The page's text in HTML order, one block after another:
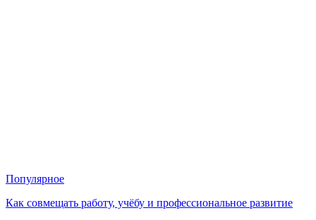
Популярное
Как совмещать работу, учёбу и профессиональное развитие